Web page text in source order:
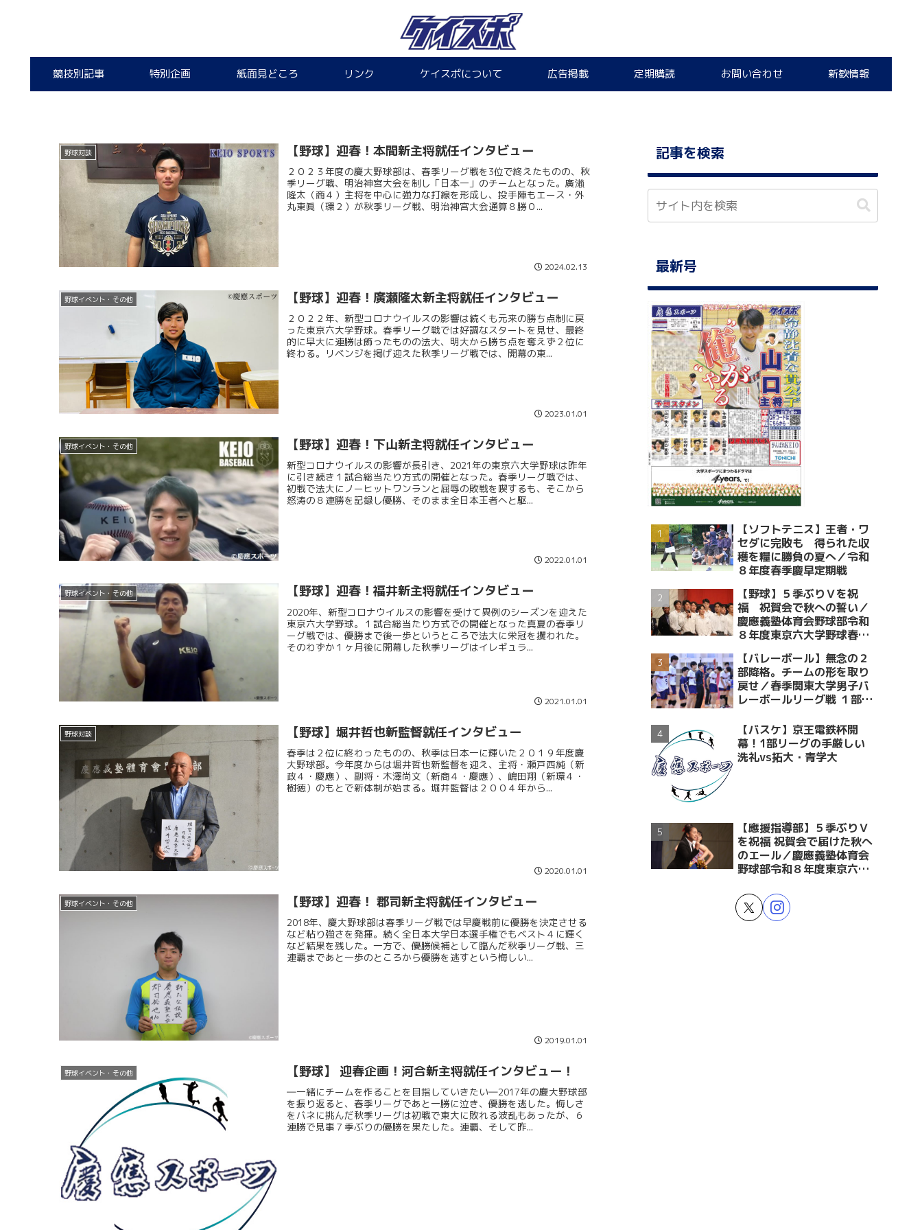
競技別記事 特別企画 紙面見どころ リンク ケイスポについて 広告掲載 定期購読 お問い合わせ 新歓情報
野球対談 【野球】迎春！本間新主将就任インタビュー
２０２３年度の慶大野球部は、春季リーグ戦を3位で終えたものの、秋
季リーグ戦、明治神宮大会を制し「日本一」のチームとなった。廣瀨
隆太（商４）主将を中心に強力な打線を形成し、投手陣もエース・外
丸東眞（環２）が秋季リーグ戦、明治神宮大会通算８勝０...
2024.02.13
野球イベント・その他 【野球】迎春！廣瀬隆太新主将就任インタビュー
２０２２年、新型コロナウイルスの影響は続くも元来の勝ち点制に戻
った東京六大学野球。春季リーグ戦では好調なスタートを見せ、最終
的に早大に連勝は飾ったものの法大、明大から勝ち点を奪えず２位に
終わる。リベンジを掲げ迎えた秋季リーグ戦では、開幕の東...
2023.01.01
野球イベント・その他 【野球】迎春！下山新主将就任インタビュー
新型コロナウイルスの影響が長引き、2021年の東京六大学野球は昨年
に引き続き１試合総当たり方式の開催となった。春季リーグ戦では、
初戦で法大にノーヒットワンランと屈辱の敗戦を喫するも、そこから
怒涛の８連勝を記録し優勝、そのまま全日本王者へと駆...
2022.01.01
野球イベント・その他 【野球】迎春！福井新主将就任インタビュー
2020年、新型コロナウイルスの影響を受けて異例のシーズンを迎えた
東京六大学野球。１試合総当たり方式での開催となった真夏の春季リ
ーグ戦では、優勝まで後一歩というところで法大に栄冠を攫われた。
そのわずか１ヶ月後に開幕した秋季リーグはイレギュラ...
2021.01.01
野球対談 【野球】堀井哲也新監督就任インタビュー
春季は２位に終わったものの、秋季は日本一に輝いた２０１９年度慶
大野球部。今年度からは堀井哲也新監督を迎え、主将・瀬戸西純（新
政４・慶應）、副将・木澤尚文（新商４・慶應）、嶋田翔（新環４・
樹徳）のもとで新体制が始まる。堀井監督は２００４年から...
2020.01.01
野球イベント・その他 【野球】迎春！ 郡司新主将就任インタビュー
2018年、慶大野球部は春季リーグ戦では早慶戦前に優勝を決定させる
など粘り強さを発揮。続く全日本大学日本選手権でもベスト４に輝く
など結果を残した。一方で、優勝候補として臨んだ秋季リーグ戦、三
連覇まであと一歩のところから優勝を逃すという悔しい...
2019.01.01
野球イベント・その他 【野球】 迎春企画！河合新主将就任インタビュー！
―一緒にチームを作ることを目指していきたい―2017年の慶大野球部
を振り返ると、春季リーグであと一勝に泣き、優勝を逃した。悔しさ
をバネに挑んだ秋季リーグは初戦で東大に敗れる波乱もあったが、６
連勝で見事７季ぶりの優勝を果たした。連覇、そして昨...
記事を検索
最新号
【ソフトテニス】王者・ワ
セダに完敗も 得られた収
穫を糧に勝負の夏へ／令和
８年度春季慶早定期戦
【野球】５季ぶりＶを祝
福 祝賀会で秋への誓い／
慶應義塾体育会野球部令和
８年度東京六大学野球春季
～
【バレーボール】無念の２
部降格。チームの形を取り
戻せ／春季関東大学男子バ
レーボールリーグ戦 １部・
【バスケ】京王電鉄杯開
幕！1部リーグの手厳しい
洗礼vs拓大・青学大
【應援指導部】５季ぶりＶ
を祝福 祝賀会で届けた秋へ
のエール／慶應義塾体育会
野球部令和８年度東京六大
賀会～後編～